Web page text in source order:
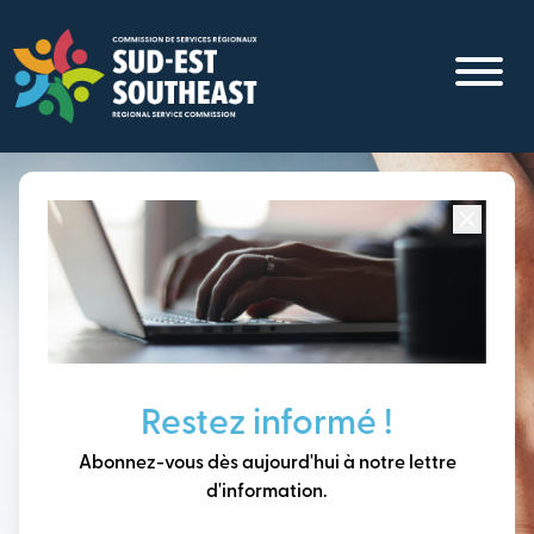
contenu
principal
Restez informé !
Abonnez-vous dès aujourd'hui à notre lettre
d'information.
Concentré sur toutes les communautés du
Nouveau-Brunswick
construire notre avenir